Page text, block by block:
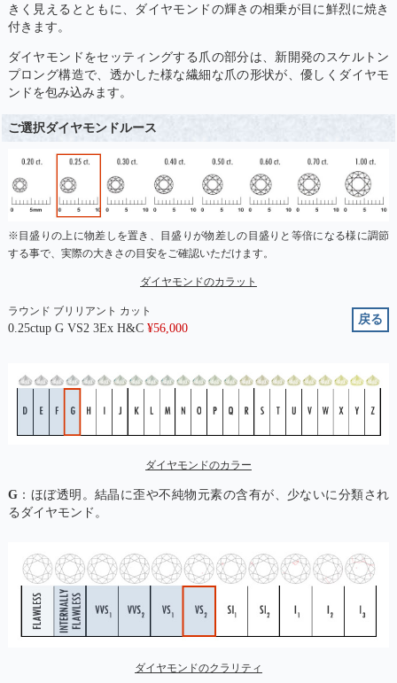
きく見えるとともに、ダイヤモンドの輝きの相乗が目に鮮烈に焼き
付きます。
ダイヤモンドをセッティングする爪の部分は、新開発のスケルトン
プロング構造で、透かした様な繊細な爪の形状が、優しくダイヤモ
ンドを包み込みます。
ご選択ダイヤモンドルース
※目盛りの上に物差しを置き、目盛りが物差しの目盛りと等倍になる様に調節
する事で、実際の大きさの目安をご確認いただけます。
ダイヤモンドのカラット
ラウンド ブリリアント カット
0.25ctup G VS2 3Ex H&C ¥56,000
戻る
ダイヤモンドのカラー
G：ほぼ透明。結晶に歪や不純物元素の含有が、少ないに分類され
るダイヤモンド。
ダイヤモンドのクラリティ